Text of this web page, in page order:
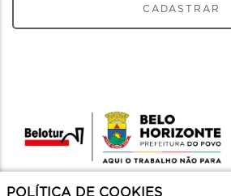
CADASTRAR
POLÍTICA DE COOKIES